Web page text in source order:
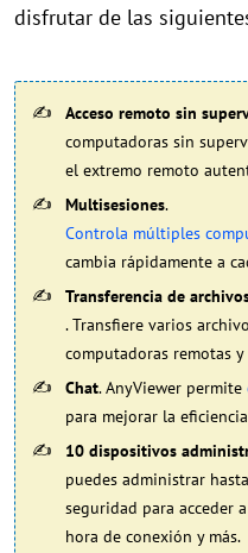
disfrutar de las
Acceso remoto sin
computadoras sin
el extremo remoto
Multisesiones.
Controla múltiples
cambia rápidamente a
Transferencia de
. Transfiere varios
computadoras remotas y
Chat. AnyViewer permite
para mejorar la
10 dispositivos
puedes administrar
seguridad para acceder
hora de conexión y más.